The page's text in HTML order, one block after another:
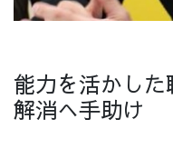
能力を活かし
解消へ手助け